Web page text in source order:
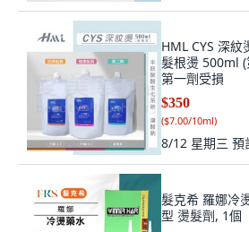
HML CYS 深
髮根燙 500ml
第一劑受損
$350
($7.00/10ml)
8/12 星期三 預
髮克希 羅娜冷
型 燙髮劑, 1個